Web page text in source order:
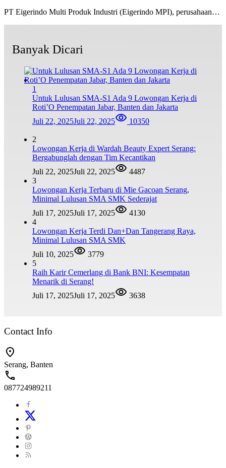
PT Eigerindo Multi Produk Industri (Eigerindo MPI), perusahaan…
Banyak Dicari
1
Untuk Lulusan SMA-S1 Ada 9 Lowongan Kerja di
Roti’O Penempatan Jabar, Banten dan Jakarta
Juli 22, 2025Juli 22, 2025 10350
2
Lowongan Kerja di Wardah Beauty Expert Serang:
Bergabunglah dengan Tim Kecantikan
Juli 22, 2025Juli 22, 2025
4487
3
Lowongan Kerja Terbaru di Mie Gacoan Serang,
Minimal Lulusan SMA SMK Sederajat
Juli 17, 2025Juli 17, 2025
4130
4
Lowongan Kerja Terdi Dan+Dan Tangerang Raya,
Minimal Lulusan SMA SMK
Juli 10, 2025
3779
5
Raih Karir Cemerlang di Bank BNI: Kesempatan
Menarik di Serang!
Juli 17, 2025Juli 17, 2025 3638
Contact Info
Serang, Banten
087724989211